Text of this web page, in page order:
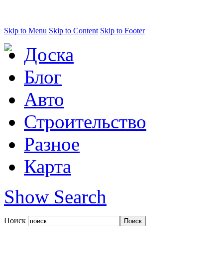
Skip to Menu Skip to Content Skip to Footer
Доска
Блог
Авто
Строительство
Разное
Карта
Show Search
Поиск